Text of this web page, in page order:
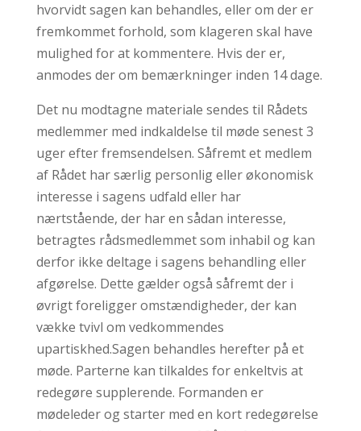
hvorvidt sagen kan behandles, eller om der er
fremkommet forhold, som klageren skal have
mulighed for at kommentere. Hvis der er,
anmodes der om bemærkninger inden 14 dage.
Det nu modtagne materiale sendes til Rådets
medlemmer med indkaldelse til møde senest 3
uger efter fremsendelsen. Såfremt et medlem
af Rådet har særlig personlig eller økonomisk
interesse i sagens udfald eller har
nærtstående, der har en sådan interesse,
betragtes rådsmedlemmet som inhabil og kan
derfor ikke deltage i sagens behandling eller
afgørelse. Dette gælder også såfremt der i
øvrigt foreligger omstændigheder, der kan
vække tvivl om vedkommendes
upartiskhed.Sagen behandles herefter på et
møde. Parterne kan tilkaldes for enkeltvis at
redegøre supplerende. Formanden er
mødeleder og starter med en kort redegørelse